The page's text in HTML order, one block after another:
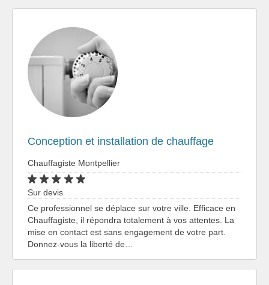
Conception et installation de chauffage
Chauffagiste Montpellier
Sur devis
Ce professionnel se déplace sur votre ville. Efficace en
Chauffagiste, il répondra totalement à vos attentes. La
mise en contact est sans engagement de votre part.
Donnez-vous la liberté de…